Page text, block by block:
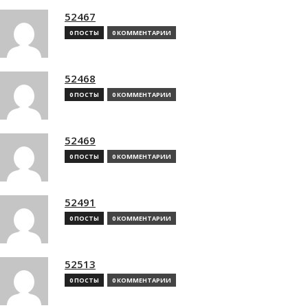
52467
0 ПОСТЫ 0 КОММЕНТАРИИ
52468
0 ПОСТЫ 0 КОММЕНТАРИИ
52469
0 ПОСТЫ 0 КОММЕНТАРИИ
52491
0 ПОСТЫ 0 КОММЕНТАРИИ
52513
0 ПОСТЫ 0 КОММЕНТАРИИ